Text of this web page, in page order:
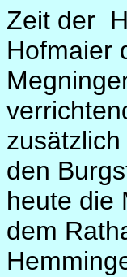
Zeit der
Hofmaier
den
heute die
dem